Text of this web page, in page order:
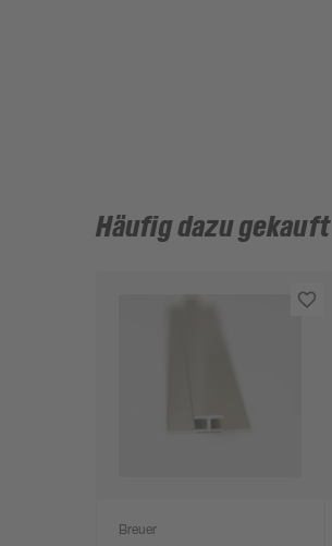
Häufig dazu gekauft
Breuer